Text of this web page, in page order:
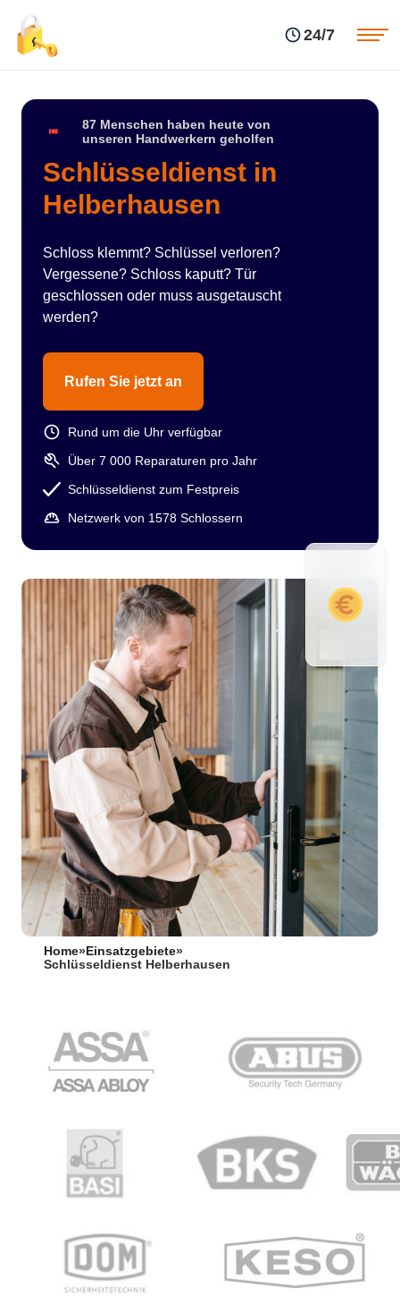
24/7
87 Menschen haben heute von
unseren Handwerkern geholfen
Schlüsseldienst in
Helberhausen
Schloss klemmt? Schlüssel verloren?
Vergessene? Schloss kaputt? Tür
geschlossen oder muss ausgetauscht
werden?
Rufen Sie jetzt an
Rund um die Uhr verfügbar
Über 7 000 Reparaturen pro Jahr
Schlüsseldienst zum Festpreis
Netzwerk von 1578 Schlossern
Home» Einsatzgebiete»
Schlüsseldienst Helberhausen